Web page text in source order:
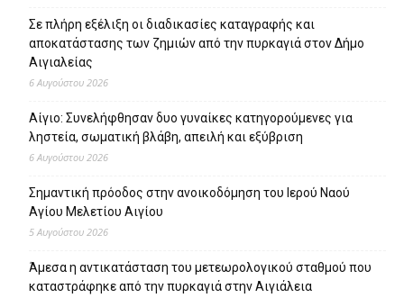
Σε πλήρη εξέλιξη οι διαδικασίες καταγραφής και
αποκατάστασης των ζημιών από την πυρκαγιά στον Δήμο
Αιγιαλείας
6 Αυγούστου 2026
Αίγιο: Συνελήφθησαν δυο γυναίκες κατηγορούμενες για
ληστεία, σωματική βλάβη, απειλή και εξύβριση
6 Αυγούστου 2026
Σημαντική πρόοδος στην ανοικοδόμηση του Ιερού Ναού
Αγίου Μελετίου Αιγίου
5 Αυγούστου 2026
Άμεσα η αντικατάσταση του μετεωρολογικού σταθμού που
καταστράφηκε από την πυρκαγιά στην Αιγιάλεια